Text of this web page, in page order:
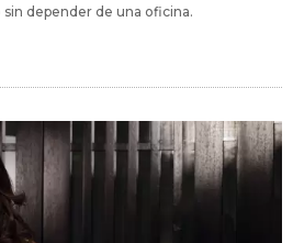
depender de una oficina.